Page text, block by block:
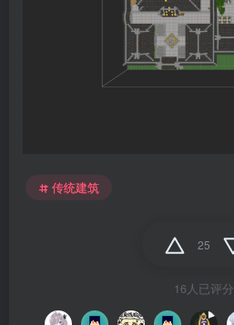
传统建筑
25
16人已评分